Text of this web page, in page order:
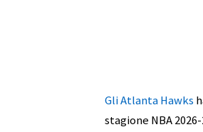
Gli Atlanta Hawks
stagione NBA